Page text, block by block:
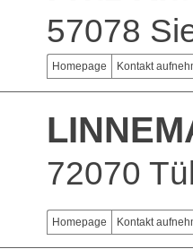
57078
Homepage Kontakt
72070
Homepage Kontakt